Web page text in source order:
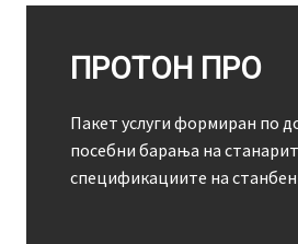
ПРОТОН ПРО
Пакет услуги формиран по
посебни барања на
спецификациите на